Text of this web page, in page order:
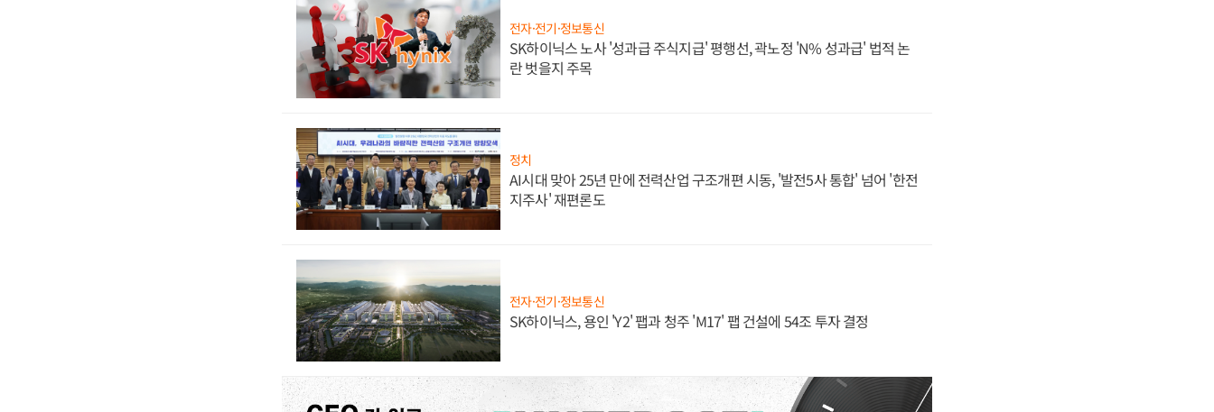
전자·전기·정보통신
SK하이닉스 노사 '성과급 주식지급' 평행선, 곽노정 'N% 성과급' 법적 논
란 벗을지 주목
정치
AI시대 맞아 25년 만에 전력산업 구조개편 시동, '발전5사 통합' 넘어 '한전
지주사' 재편론도
전자·전기·정보통신
SK하이닉스, 용인 'Y2' 팹과 청주 'M17' 팹 건설에 54조 투자 결정